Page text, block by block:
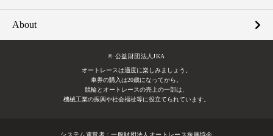
About
© 公益財団法人JKA
オートレースは適度に楽しみましょう。
車券の購入は20歳になってから。
競輪とオートレースの売上の一部は、
機械工業の振興や社会福祉等に役立てられています。
システム運営者：一般財団法人オートレース振興協会